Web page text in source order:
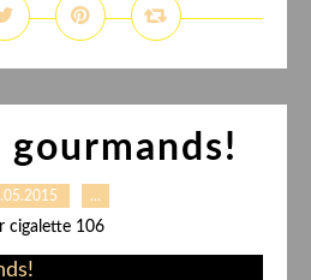
gourmands!
…
cigalette 106